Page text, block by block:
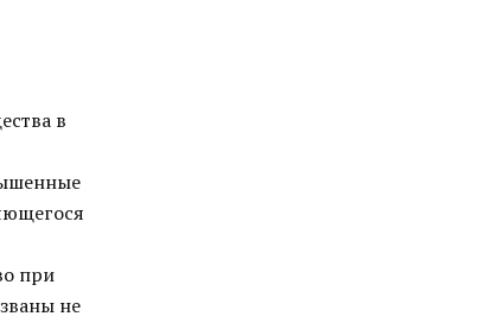
в
при
не